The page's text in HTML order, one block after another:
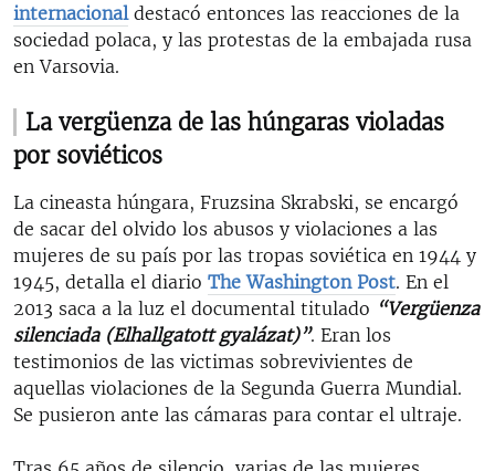
internacionaldestacó entonces las reacciones de la
sociedad polaca, y las protestas de la embajada rusa
en Varsovia.
La vergüenza de las húngaras violadas
por soviéticos
La cineasta húngara, Fruzsina Skrabski, se encargó
de sacar del olvido los abusos y violaciones a las
mujeres de su país por las tropas soviética en 1944 y
1945, detalla el diario The Washington Post. En el
2013 saca a la luz el documental titulado “Vergüenza
silenciada (Elhallgatott gyalázat)”. Eran los
testimonios de las victimas sobrevivientes de
aquellas violaciones de la Segunda Guerra Mundial.
Se pusieron ante las cámaras para contar el ultraje.